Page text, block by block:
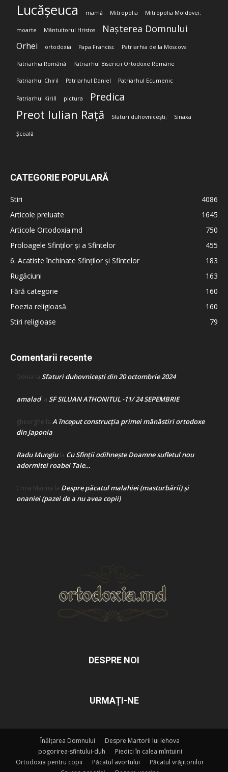
Lucășeuca mamă Mitropolia Mitropolia Moldovei;
moarte Mântuitorul Hristos Nașterea Domnului
Orhei ortodoxia Papa Francisc Patriarhia de la Moscova
Patriarhia Română Patriarhul Bisericii Ortodoxe Române
Patriarhul Chiril Patriarhul Daniel Patriarhul Ecumenic
Patriarhul Kirill pictura Predica
Preot Iulian Rață Sfaturi duhovnicești; Sinaxa
Școală
CATEGORIE POPULARĂ
Stiri
4086
Articole preluate
1645
Articole Ortodoxia.md
750
Proloagele Sfinților și a Sfintelor
455
6. Acatiste închinate Sfinților și Sfintelor
183
Rugăciuni
163
Fără categorie
160
Poezia religioasă
160
Stiri religioase
79
Comentarii recente
Doina la Sfaturi duhovnicești din 20 octombrie 2024
amaladla SF SILUAN ATHONITUL -11/ 24 SEPEMBRIE
gheorghe la A început construcţia primei mănăstiri ortodoxe
din Japonia
Radu Mungiula Cu Sfinții odihnește Doamne sufletul nou
adormitei roabei Tale…
Crina Marina la Despre păcatul malahiei (masturbării) şi
onaniei (pazei de a nu avea copii)
DESPRE NOI
URMAȚI-NE
Înălțarea Domnului
Despre Martorii lui Iehova
pogorirea-sfintului-duh
Piedici în calea mîntuirii
Ortodoxia pentru copii
Păcatul avortului
Păcatul vrăjitoriilor